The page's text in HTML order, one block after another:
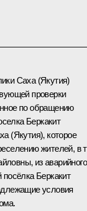
Саха (Якутия)
проверки
по обращению
Беркакит
(Якутия), которое
жителей, в
из аварийного
Беркакит
условия